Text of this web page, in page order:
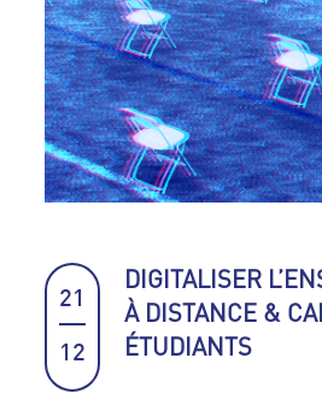
21
12
DIGITALISER
À DISTANCE &
ÉTUDIANTS